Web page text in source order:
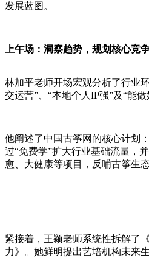
发展蓝图。
上午场：洞察趋势，规划核心竞
林加平老师开场宏观分析了行业
交运营”、“本地个人IP强”及“能
他阐述了中国古筝网的核心计划
过“免费学”扩大行业基础流量，
愈、大健康等项目，反哺古筝生态
紧接着，王颖老师系统性拆解了
力》。她鲜明提出艺培机构未来